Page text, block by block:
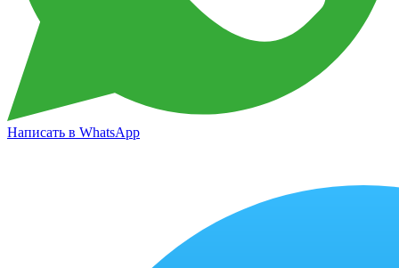
Написать в WhatsApp